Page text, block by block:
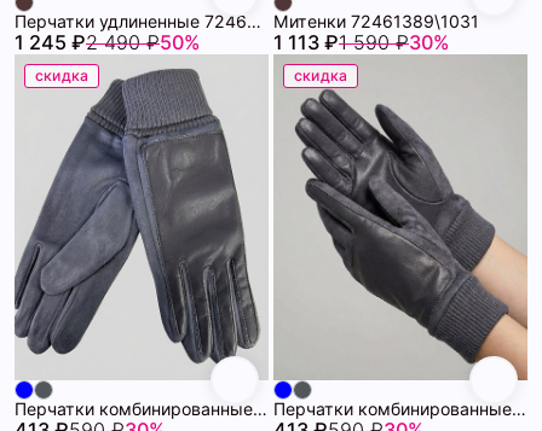
Перчатки удлиненные 72461408\1031
1 245 ₽2 490 ₽50%
Митенки 72461389\1031
1 113 ₽1 590 ₽30%
скидка
Перчатки комбинированные 72461309\63
скидка
Перчатки комбинированные 72461309\1008